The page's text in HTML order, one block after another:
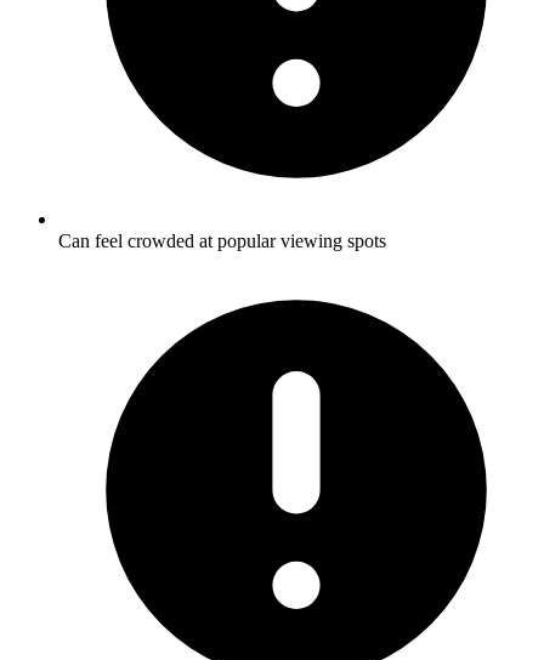
Can feel crowded at popular viewing spots